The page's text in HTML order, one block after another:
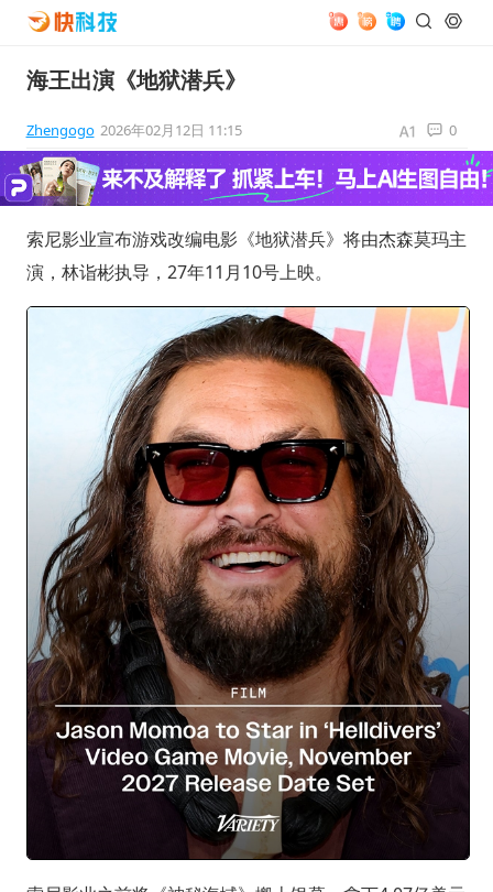
海王出演《地狱潜兵》
Zhengogo 2026年02月12日 11:15 0
索尼影业宣布游戏改编电影《地狱潜兵》将由杰森莫玛主
演，林诣彬执导，27年11月10号上映。